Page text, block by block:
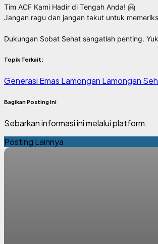
Tim ACF Kami Hadir di Tengah Anda! 🤗
Jangan ragu dan jangan takut untuk
Dukungan Sobat Sehat sangatlah penting.
Topik Terkait:
Generasi Emas Lamongan Lamongan
Bagikan Posting Ini
Sebarkan informasi ini melalui platform:
Posting Lainnya